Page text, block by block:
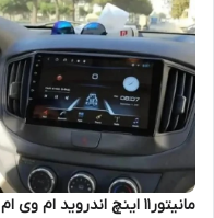
مانیتور11 اینچ اندروید ام وی ام